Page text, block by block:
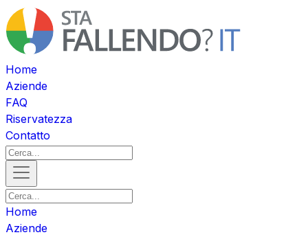
Home
Aziende
FAQ
Riservatezza
Contatto
Home
Aziende